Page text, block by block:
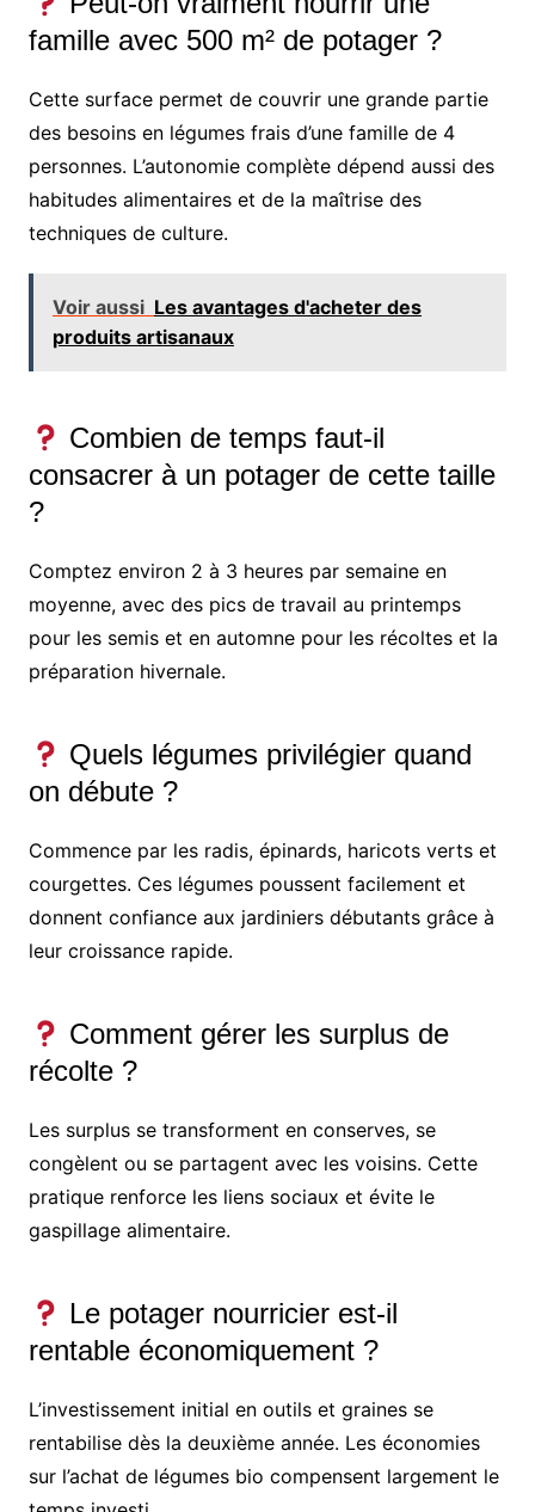
famille avec 500 m² de potager ?
Cette surface permet de couvrir une grande partie
des besoins en légumes frais d’une famille de 4
personnes. L’autonomie complète dépend aussi des
habitudes alimentaires et de la maîtrise des
techniques de culture.
Voir aussi Les avantages d'acheter des
produits artisanaux
Combien de temps faut-il
consacrer à un potager de cette taille
?
Comptez environ 2 à 3 heures par semaine en
moyenne, avec des pics de travail au printemps
pour les semis et en automne pour les récoltes et la
préparation hivernale.
Quels légumes privilégier quand
on débute ?
Commence par les radis, épinards, haricots verts et
courgettes. Ces légumes poussent facilement et
donnent confiance aux jardiniers débutants grâce à
leur croissance rapide.
Comment gérer les surplus de
récolte ?
Les surplus se transforment en conserves, se
congèlent ou se partagent avec les voisins. Cette
pratique renforce les liens sociaux et évite le
gaspillage alimentaire.
Le potager nourricier est-il
rentable économiquement ?
L’investissement initial en outils et graines se
rentabilise dès la deuxième année. Les économies
sur l’achat de légumes bio compensent largement le